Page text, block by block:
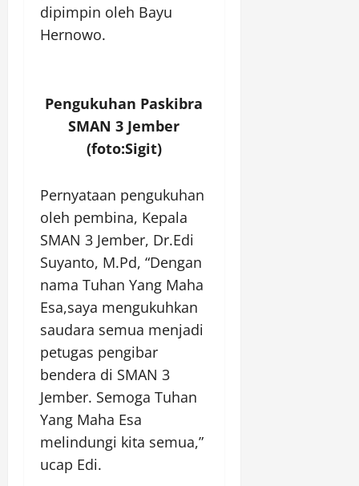
dipimpin oleh Bayu
Hernowo.
Pengukuhan Paskibra
SMAN 3 Jember
(foto:Sigit)
Pernyataan pengukuhan
oleh pembina, Kepala
SMAN 3 Jember, Dr.Edi
Suyanto, M.Pd, “Dengan
nama Tuhan Yang Maha
Esa,saya mengukuhkan
saudara semua menjadi
petugas pengibar
bendera di SMAN 3
Jember. Semoga Tuhan
Yang Maha Esa
melindungi kita semua,”
ucap Edi.